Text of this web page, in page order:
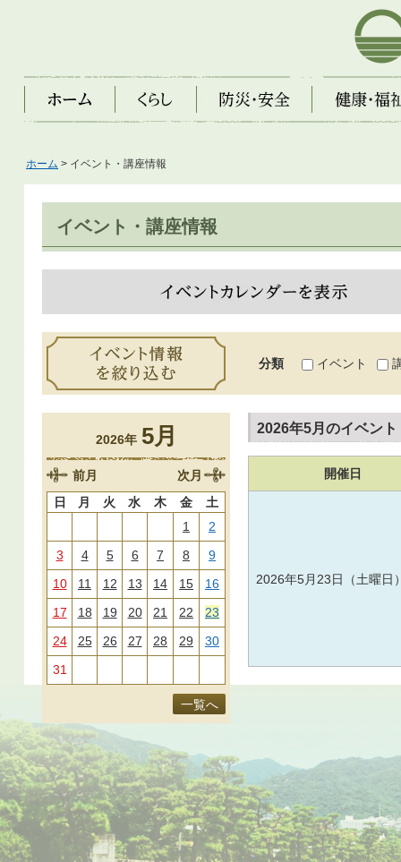
芦屋市
ホーム くらし 防災・安全 健康・福祉・
ホーム > イベント・講座情報
イベント・講座情報
イベント情報を絞り込む
分類
イベント
2026年 5月
前月
次月
日
月 火 水 木 金
土
1
2
3
4 5 6 7 8
9
10
11 12 13 14 15
16
17
18 19 20 21 22
23
24
25 26 27 28 29
30
31
一覧へ
2026年5月のイベント
開催日
2026年5月23日（土曜日